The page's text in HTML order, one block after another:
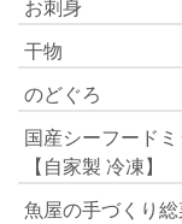
お刺身
干物
のどぐろ
国産シーフード
【自家製 冷凍】
魚屋の手づくり総